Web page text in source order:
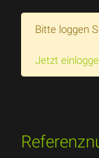
Bitte loggen
Jetzt